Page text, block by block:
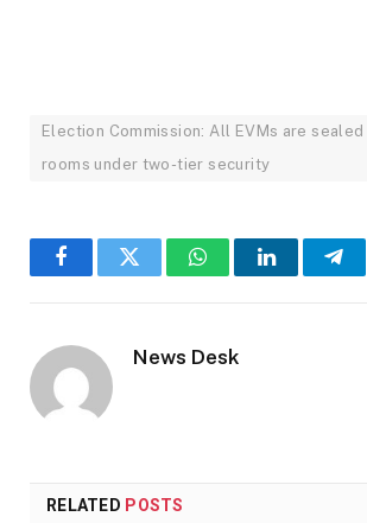
Election Commission: All EVMs are
rooms under two-tier security
FacebookTwitter WhatsAppLinkedIn
News Desk
RELATED POSTS